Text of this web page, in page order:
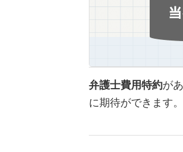
弁護士費用特約が
に期待ができます。